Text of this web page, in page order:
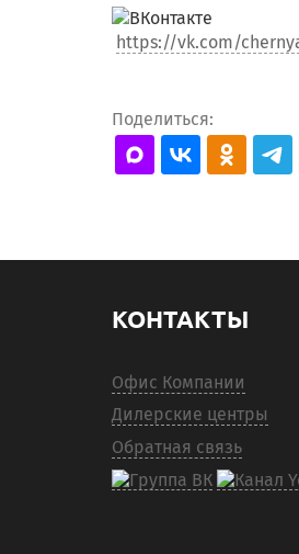
https://vk.com/
Поделиться:
КОНТАКТЫ
Офис Компании
Дилерские центры
Обратная связь